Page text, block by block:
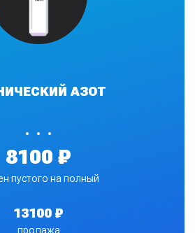
АЗОТ
•
8100 ₽
пустого на полный
13100 ₽
продажа